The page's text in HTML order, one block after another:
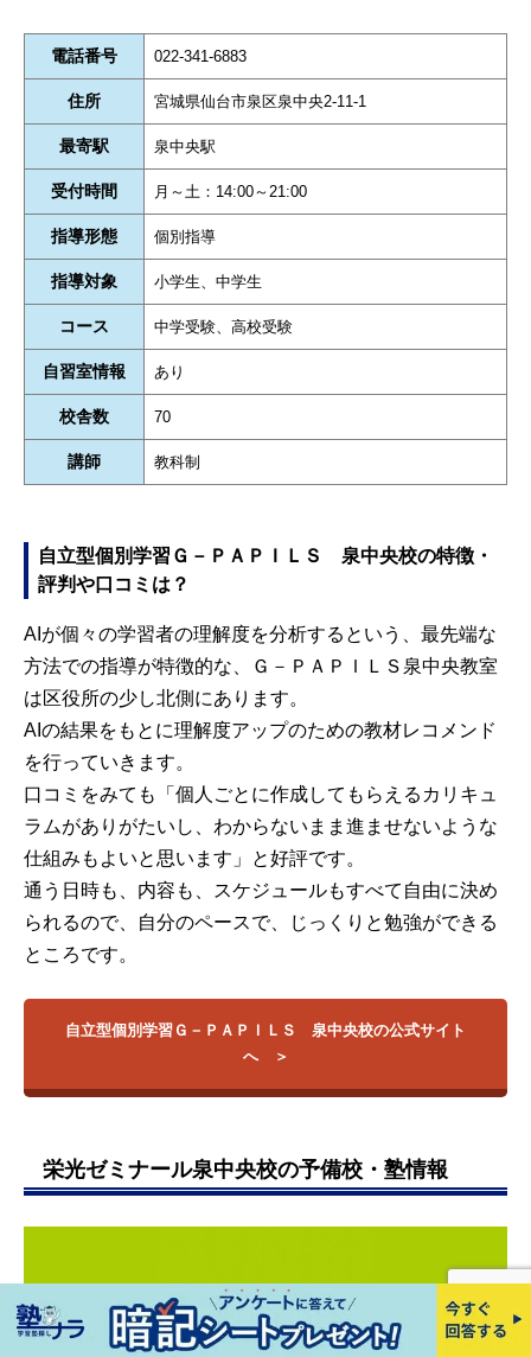
電話番号 022-341-6883
住所 宮城県仙台市泉区泉中央2-11-1
最寄駅 泉中央駅
受付時間 月～土：14:00～21:00
指導形態 個別指導
指導対象 小学生、中学生
コース 中学受験、高校受験
自習室情報 あり
校舎数 70
講師 教科制
自立型個別学習Ｇ－ＰＡＰＩＬＳ 泉中央校の特徴・
評判や口コミは？
AIが個々の学習者の理解度を分析するという、最先端な
方法での指導が特徴的な、Ｇ－ＰＡＰＩＬＳ泉中央教室
は区役所の少し北側にあります。
AIの結果をもとに理解度アップのための教材レコメンド
を行っていきます。
口コミをみても「個人ごとに作成してもらえるカリキュ
ラムがありがたいし、わからないまま進ませないような
仕組みもよいと思います」と好評です。
通う日時も、内容も、スケジュールもすべて自由に決め
られるので、自分のペースで、じっくりと勉強ができる
ところです。
自立型個別学習Ｇ－ＰＡＰＩＬＳ 泉中央校の公式サイト
へ
栄光ゼミナール泉中央校の予備校・塾情報